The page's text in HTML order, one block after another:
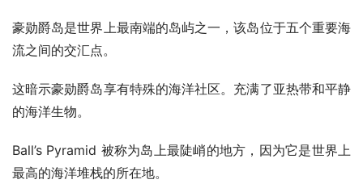
豪勋爵岛是世界上最南端的岛屿之一，该岛位于五个重要海
流之间的交汇点。
这暗示豪勋爵岛享有特殊的海洋社区。充满了亚热带和平静
的海洋生物。
Ball’s Pyramid 被称为岛上最陡峭的地方，因为它是世界上
最高的海洋堆栈的所在地。